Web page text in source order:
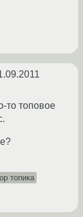
то топовое
топика